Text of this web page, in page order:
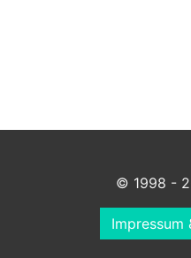
© 1998 -
Impressum